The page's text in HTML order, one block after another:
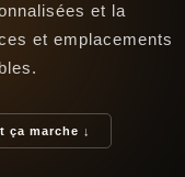
et la
et emplacements
ça marche ↓